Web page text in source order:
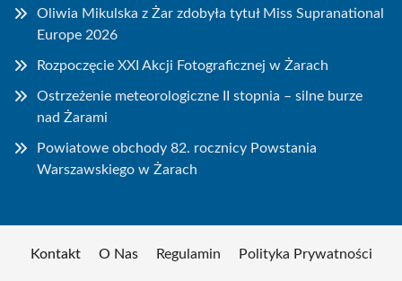
Oliwia Mikulska z Żar zdobyła tytuł Miss Supranational
Europe 2026
Rozpoczęcie XXI Akcji Fotograficznej w Żarach
Ostrzeżenie meteorologiczne II stopnia – silne burze
nad Żarami
Powiatowe obchody 82. rocznicy Powstania
Warszawskiego w Żarach
Kontakt O Nas Regulamin Polityka Prywatności